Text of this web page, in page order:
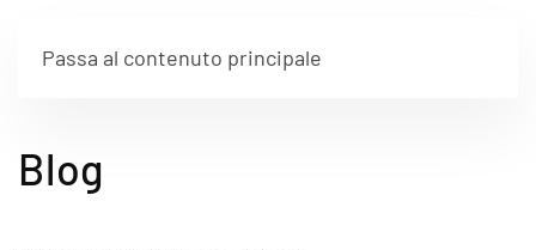
Passa al contenuto principale
Blog